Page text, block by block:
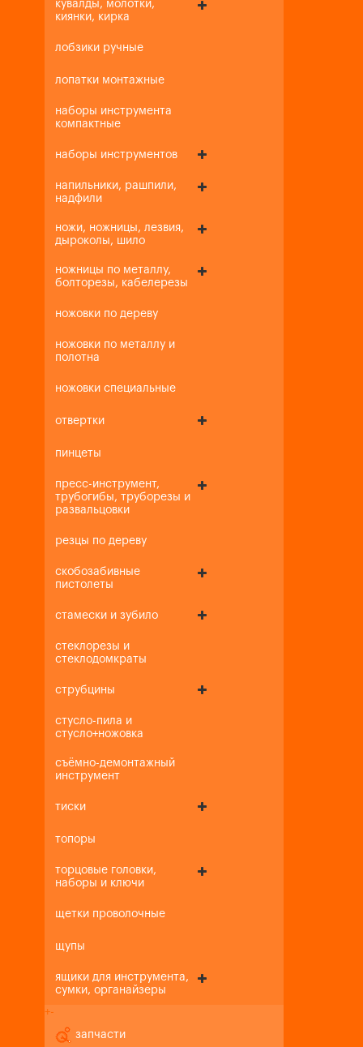
кувалды, молотки,
киянки, кирка
лобзики ручные
лопатки монтажные
наборы инструмента
компактные
наборы инструментов
напильники, рашпили,
надфили
ножи, ножницы, лезвия,
дыроколы, шило
ножницы по металлу,
болторезы, кабелерезы
ножовки по дереву
ножовки по металлу и
полотна
ножовки специальные
отвертки
пинцеты
пресс-инструмент,
трубогибы, труборезы и
развальцовки
резцы по дереву
скобозабивные
пистолеты
стамески и зубило
стеклорезы и
стеклодомкраты
струбцины
стусло-пила и
стусло+ножовка
съёмно-демонтажный
инструмент
тиски
топоры
торцовые головки,
наборы и ключи
щетки проволочные
щупы
ящики для инструмента,
сумки, органайзеры
+-
запчасти